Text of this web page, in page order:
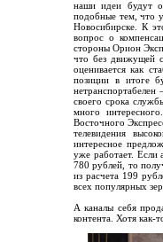
наши идеи будут
подобные тем, что
Новосибирске. К
вопрос о
стороныОрион
что без движущей
оценивается как
позиции в итоге
нетранспортабелен
своего срока
много
Восточного
телевидения
интересное
уже работает. Если
780 рублей, то
из расчета 199
всех популярных
А каналы себя
контента. Хотя как-